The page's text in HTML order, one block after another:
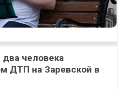
человека
ДТП на Заревской в